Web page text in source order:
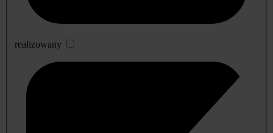
realizowany